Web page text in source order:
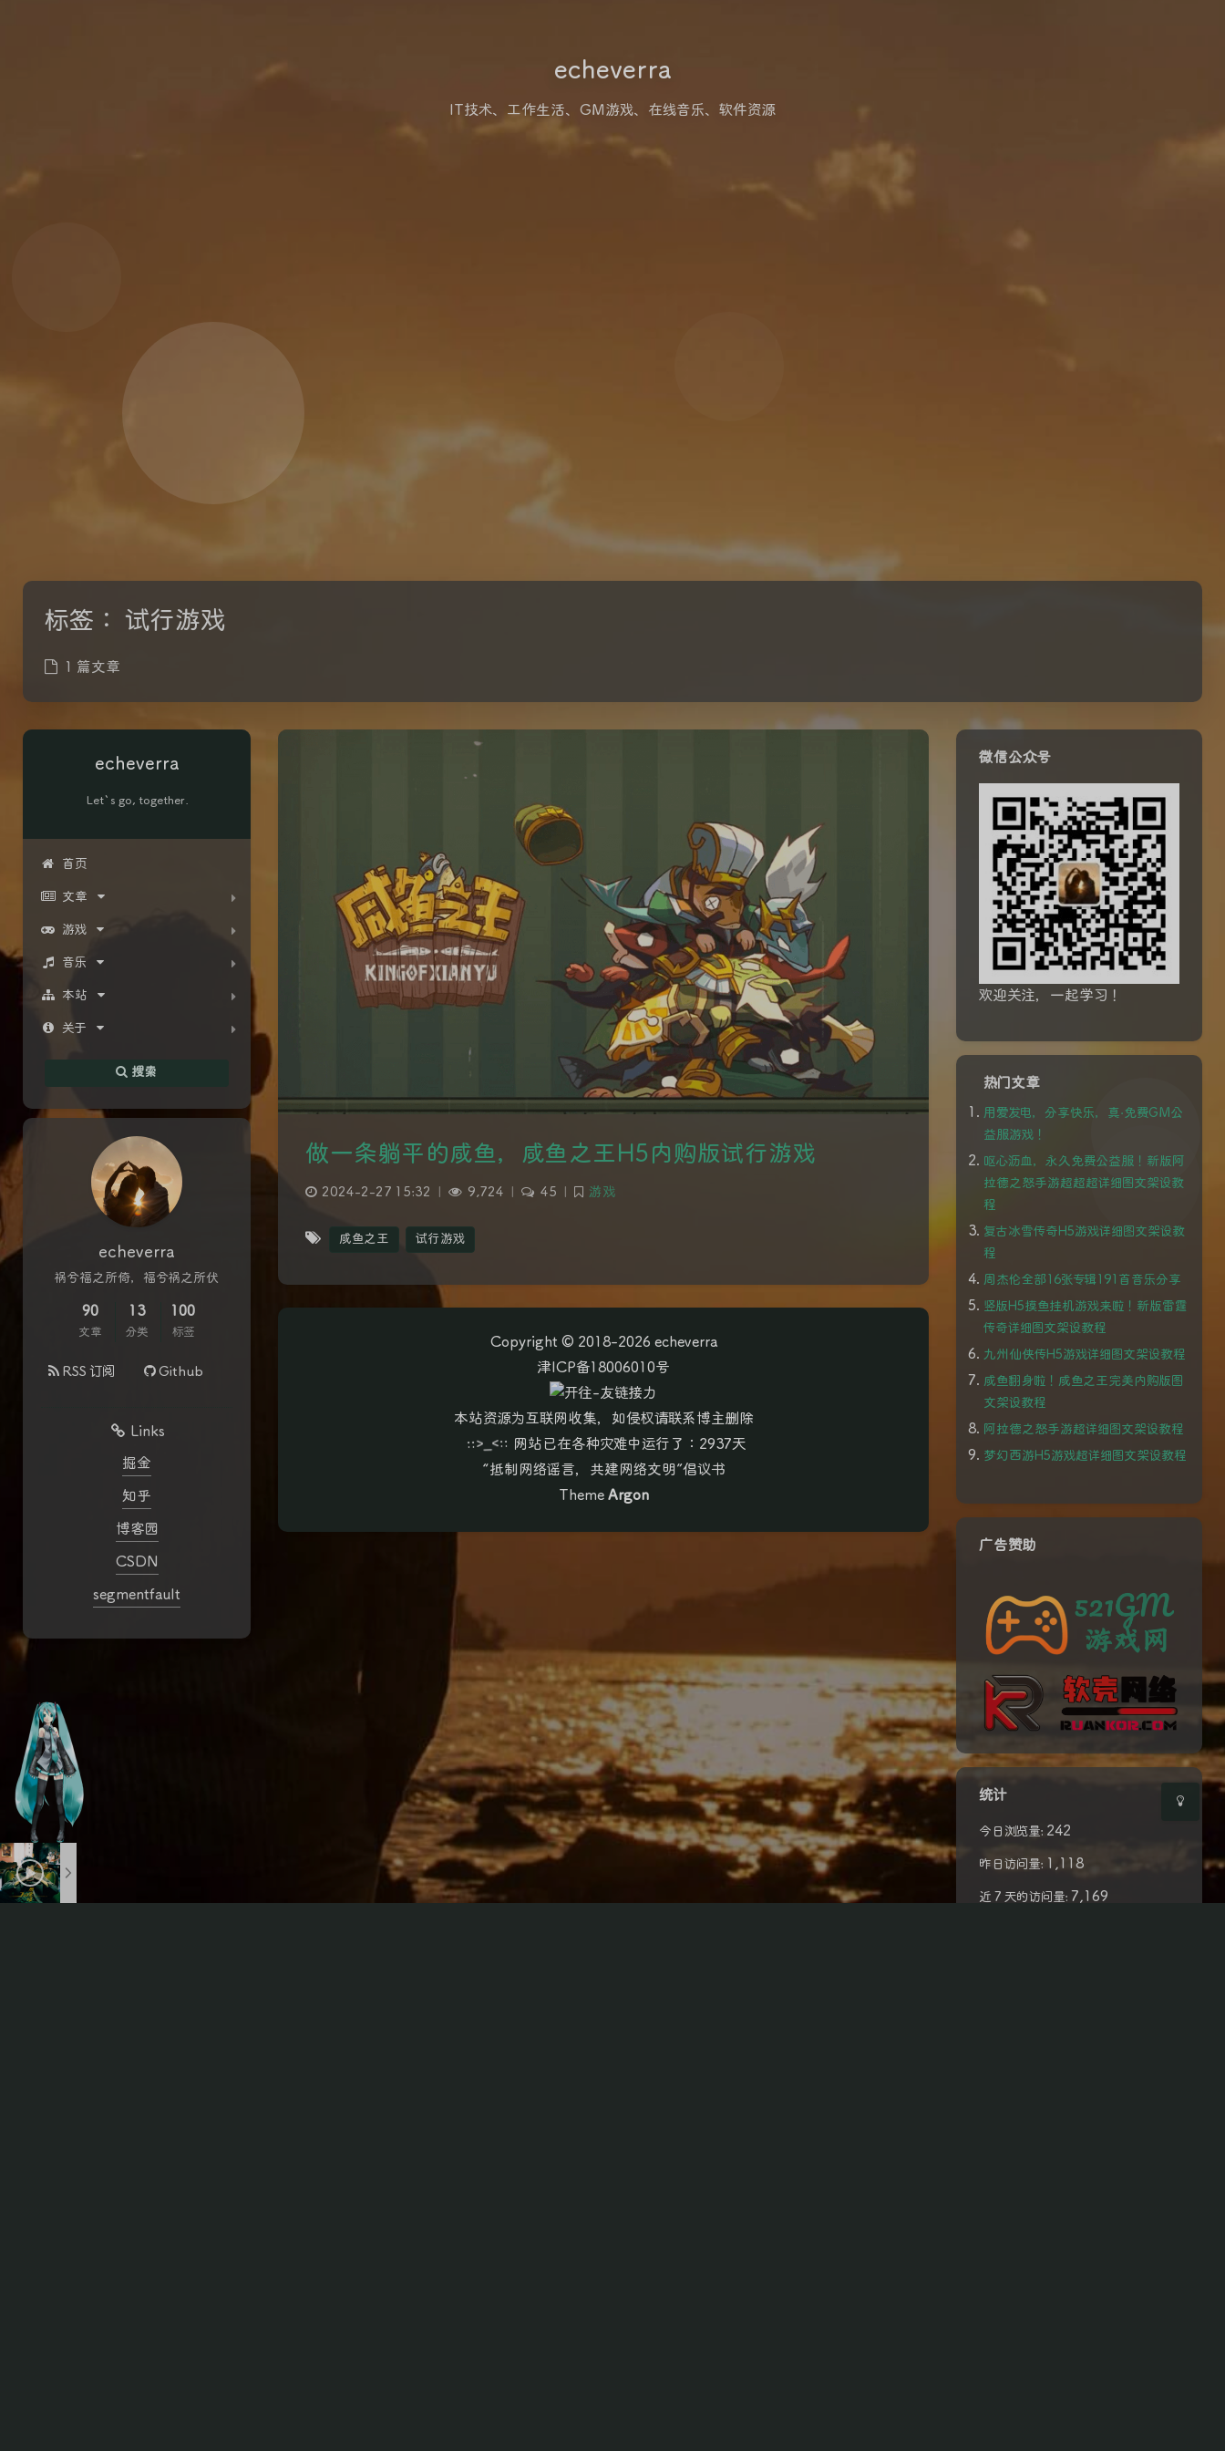
echeverra
IT技术、工作生活、GM游戏、在线音乐、软件资源
Sans Serif Serif
浅阴影 深阴影
关闭 日落 暗化 灰度
标签： 试行游戏
1 篇文章
echeverra
Let`s go, together.
首页
文章
游戏
音乐
本站
关于
搜索
echeverra
祸兮福之所倚，福兮祸之所伏
90
文章
13
分类
100
标签
RSS 订阅 Github
Links
掘金
知乎
博客园
CSDN
segmentfault
微信公众号
欢迎关注，一起学习！
热门文章
用爱发电，分享快乐，真·免费GM公
益服游戏！
呕心沥血，永久免费公益服！新版阿
拉德之怒手游超超超详细图文架设教
程
复古冰雪传奇H5游戏详细图文架设教
程
周杰伦全部16张专辑191首音乐分享
竖版H5摸鱼挂机游戏来啦！新版雷霆
传奇详细图文架设教程
九州仙侠传H5游戏详细图文架设教程
咸鱼翻身啦！咸鱼之王完美内购版图
文架设教程
阿拉德之怒手游超详细图文架设教程
梦幻西游H5游戏超详细图文架设教程
广告赞助
统计
今日浏览量: 242
昨日访问量: 1,118
近 7 天的访问量: 7,169
做一条躺平的咸鱼，咸鱼之王H5内购版试行游戏
2024-2-27 15:32 9,724 45 游戏
咸鱼之王 试行游戏
Copyright © 2018-2026 echeverra
津ICP备18006010号
本站资源为互联网收集，如侵权请联系博主删除
::>_<:: 网站已在各种灾难中运行了：2937天
“抵制网络谣言，共建网络文明”倡议书
Theme Argon